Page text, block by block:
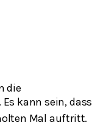
die
kann sein, dass
Mal auftritt.